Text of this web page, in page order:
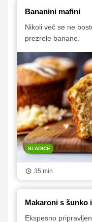
Bananini mafini
Nikoli več se ne
prezrele banane.
SLADICE
35 min
Makaroni s šunko
Ekspesno